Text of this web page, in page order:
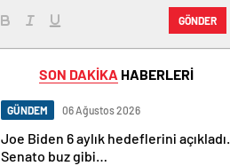
GÖNDER
SON DAKİKA HABERLERİ
GÜNDEM 06 Ağustos 2026
Joe Biden 6 aylık hedeflerini açıkladı.
Senato buz gibi…